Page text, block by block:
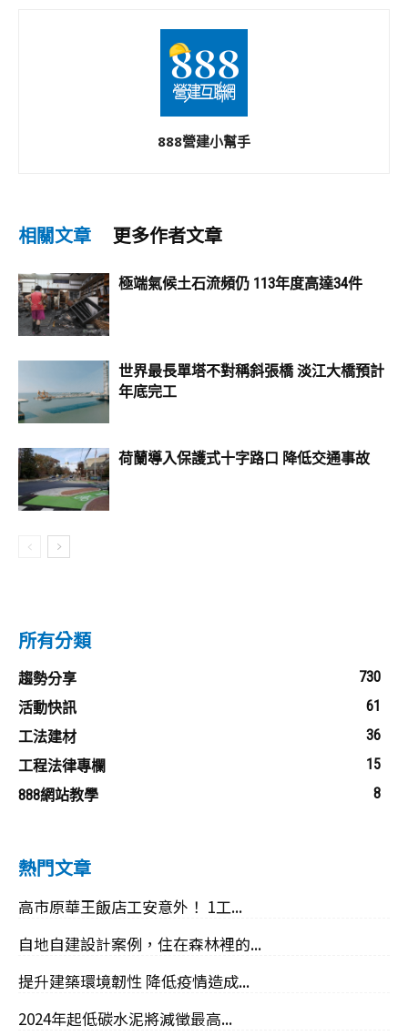
888營建小幫手
相關文章 更多作者文章
極端氣候土石流頻仍 113年度高達34件
世界最長單塔不對稱斜張橋 淡江大橋預計
年底完工
荷蘭導入保護式十字路口 降低交通事故
所有分類
趨勢分享
730
活動快訊
61
工法建材
36
工程法律專欄
15
888網站教學
8
熱門文章
高市原華王飯店工安意外！ 1工...
自地自建設計案例，住在森林裡的...
提升建築環境韌性 降低疫情造成...
2024年起低碳水泥將減徵最高...